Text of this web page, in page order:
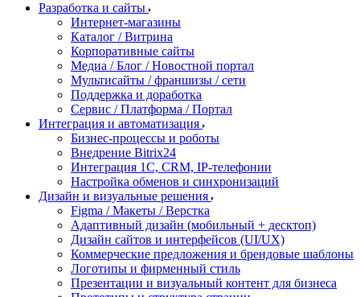
Разработка и сайты
Интернет-магазины
Каталог / Витрина
Корпоративные сайты
Медиа / Блог / Новостной портал
Мультисайты / франшизы / сети
Поддержка и доработка
Сервис / Платформа / Портал
Интеграция и автоматизация
Бизнес-процессы и роботы
Внедрение Bitrix24
Интеграция 1С, CRM, IP-телефонии
Настройка обменов и синхронизаций
Дизайн и визуальные решения
Figma / Макеты / Верстка
Адаптивный дизайн (мобильный + десктоп)
Дизайн сайтов и интерфейсов (UI/UX)
Коммерческие предложения и брендовые шаблоны
Логотипы и фирменный стиль
Презентации и визуальный контент для бизнеса